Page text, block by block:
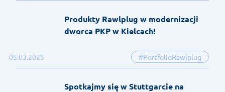
05.03.2025 #PortfolioRawlplug
Produkty Rawlplug w modernizacji
dworca PKP w Kielcach!
Spotkajmy się w Stuttgarcie na